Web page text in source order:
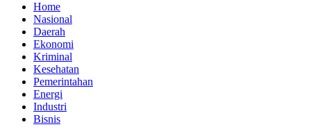
Home
Nasional
Daerah
Ekonomi
Kriminal
Kesehatan
Pemerintahan
Energi
Industri
Bisnis